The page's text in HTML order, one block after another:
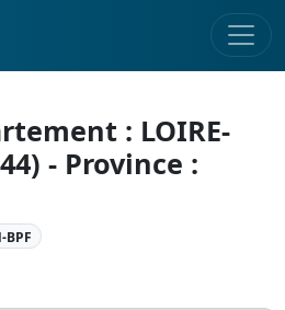
: LOIRE-
- Province :
BPF